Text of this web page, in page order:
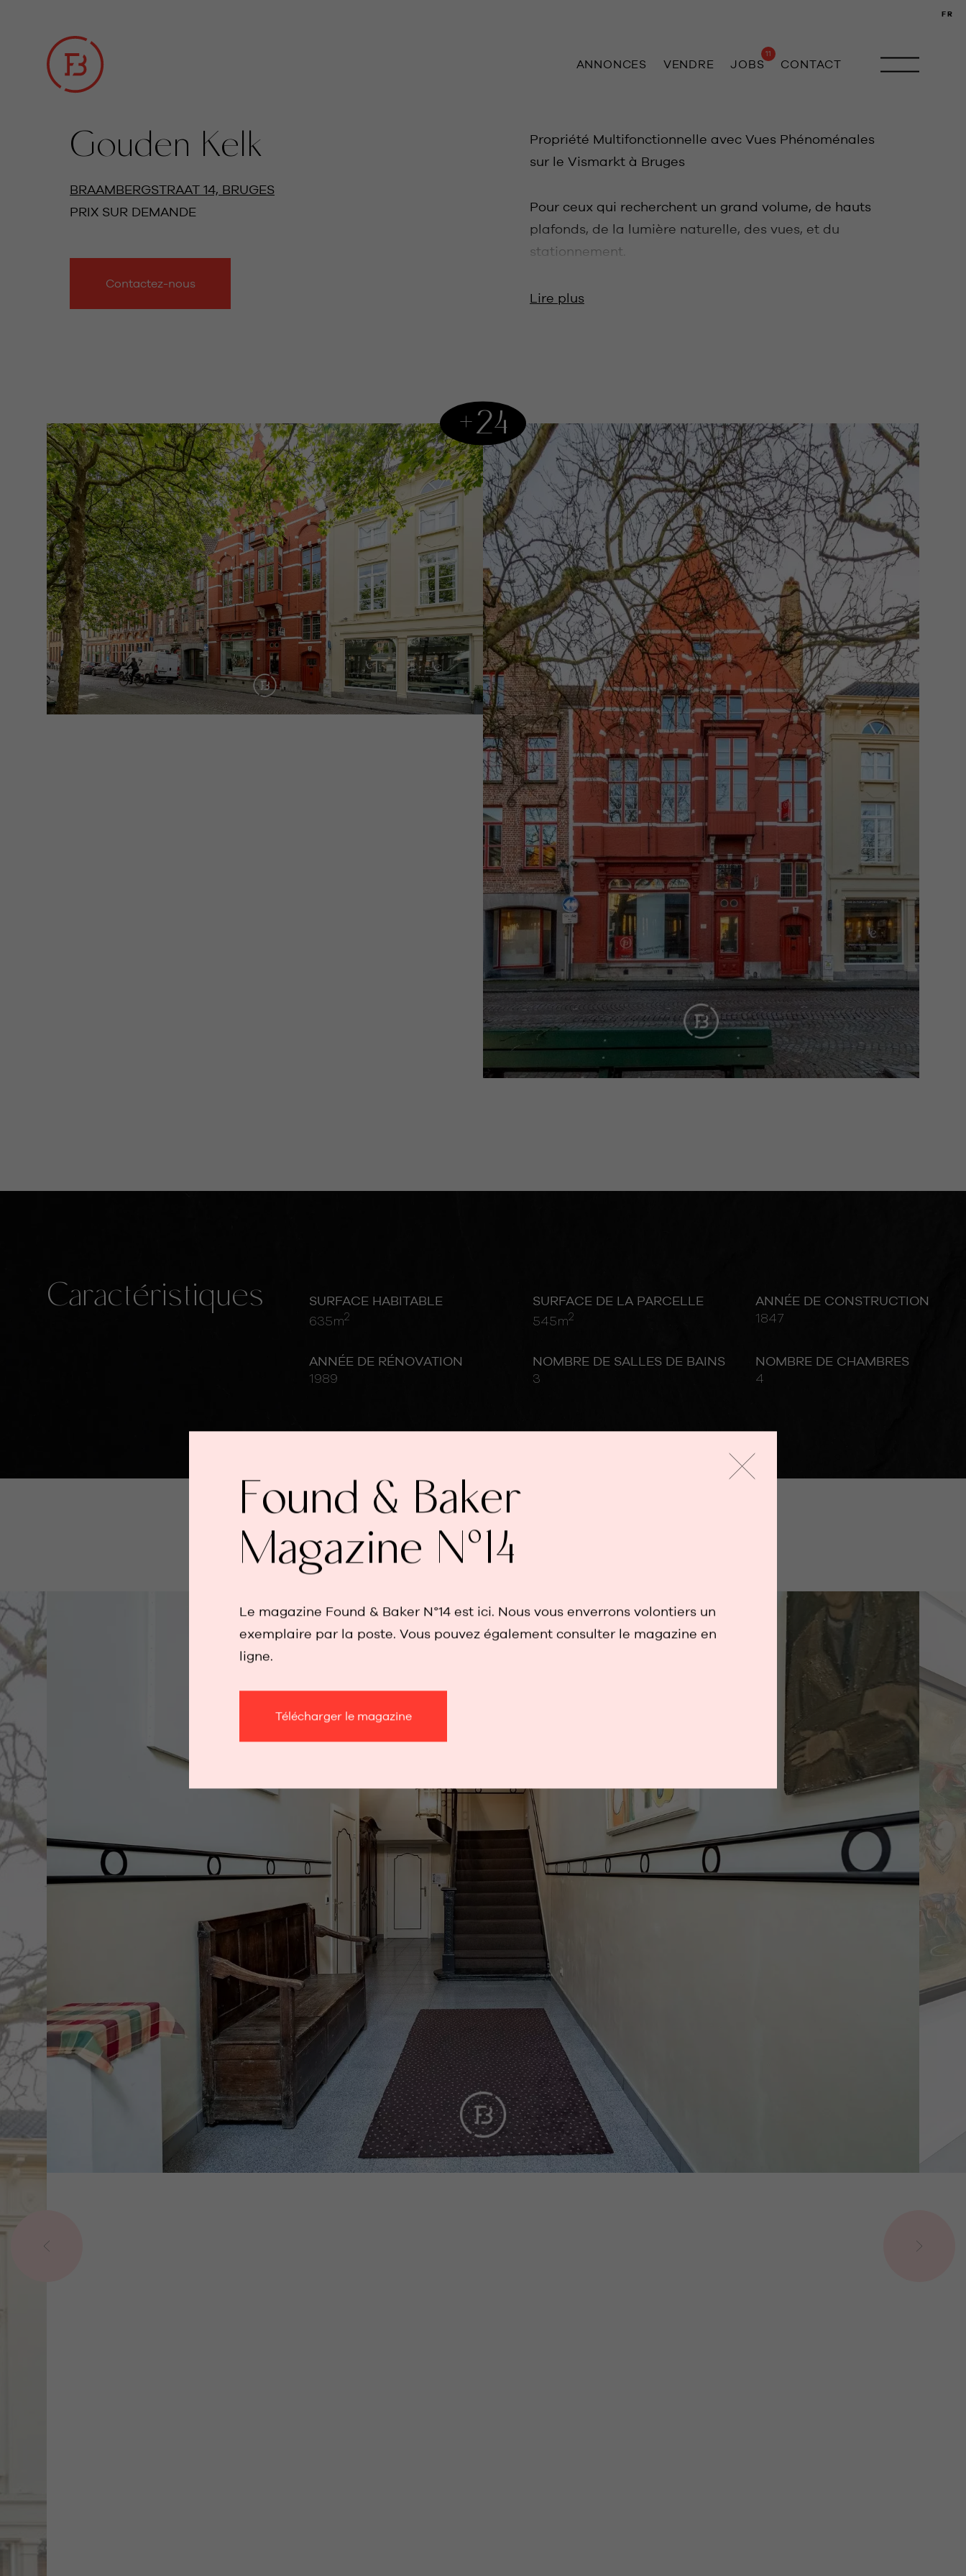
ANNONCES VENDRE JOBS
11
CONTACT
FR
Gouden Kelk
BRAAMBERGSTRAAT 14, BRUGES
PRIX SUR DEMANDE
Propriété Multifonctionnelle avec Vues Phénoménales
sur le Vismarkt à Bruges
Pour ceux qui recherchent un grand volume, de hauts
plafonds, de la lumière naturelle, des vues, et du
stationnement.
atelier, studio, Airbnb, magasin, ...
+ toilettes + rangement
Appartement avec grenier (370 m²) + terrasse (16 m²)
Actuellement loué comme Airbnb
Espace polyvalent (112 m²) + grenier de stockage
3 places de parking couvertes + 1 place de parking
ouverte
En option, le bâtiment sur Waalsestraat peut être acheté,
comprenant :
2 étages de 185 m² chacun (à l’état brut)
2 box de garage : box 1 (34,5 m²) / box 2 : 23,25 m²
1 place de parking couverte
Lire plus
Contactez-nous
+24
Caractéristiques
SURFACE HABITABLE
635m2
SURFACE DE LA PARCELLE
545m2
ANNÉE DE CONSTRUCTION
1847
ANNÉE DE RÉNOVATION
1989
NOMBRE DE SALLES DE BAINS
3
NOMBRE DE CHAMBRES
4
Found & Baker
Magazine N°14
Le magazine Found & Baker N°14 est ici. Nous vous enverrons volontiers un
exemplaire par la poste. Vous pouvez également consulter le magazine en
ligne.
Télécharger le magazine